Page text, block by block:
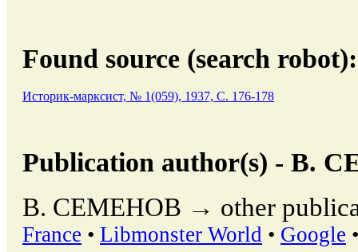
Found source (search robot):
Историк-марксист, № 1(059), 1937, C. 176-178
Publication author(s) - В.
В. СЕМЕНОВ → other
France • Libmonster World • Google